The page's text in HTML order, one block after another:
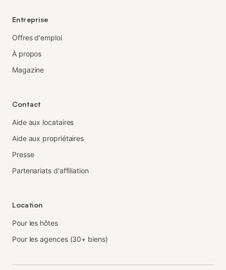
Entreprise
Offres d'emploi
À propos
Magazine
Contact
Aide aux locataires
Aide aux propriétaires
Presse
Partenariats d'affiliation
Location
Pour les hôtes
Pour les agences (30+ biens)